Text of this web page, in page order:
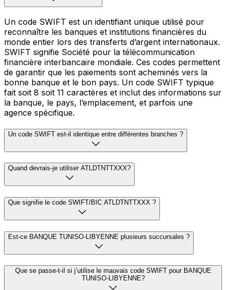
Un code SWIFT est un identifiant unique utilisé pour
reconnaître les banques et institutions financières du
monde entier lors des transferts d’argent internationaux.
SWIFT signifie Société pour la télécommunication
financière interbancaire mondiale. Ces codes permettent
de garantir que les paiements sont acheminés vers la
bonne banque et le bon pays. Un code SWIFT typique
fait soit 8 soit 11 caractères et inclut des informations sur
la banque, le pays, l’emplacement, et parfois une
agence spécifique.
Un code SWIFT est-il identique entre différentes branches ?
Quand devrais-je utiliser ATLDTNTTXXX?
Que signifie le code SWIFT/BIC ATLDTNTTXXX ?
Est-ce BANQUE TUNISO-LIBYENNE plusieurs succursales ?
Que se passe-t-il si j’utilise le mauvais code SWIFT pour BANQUE
TUNISO-LIBYENNE?